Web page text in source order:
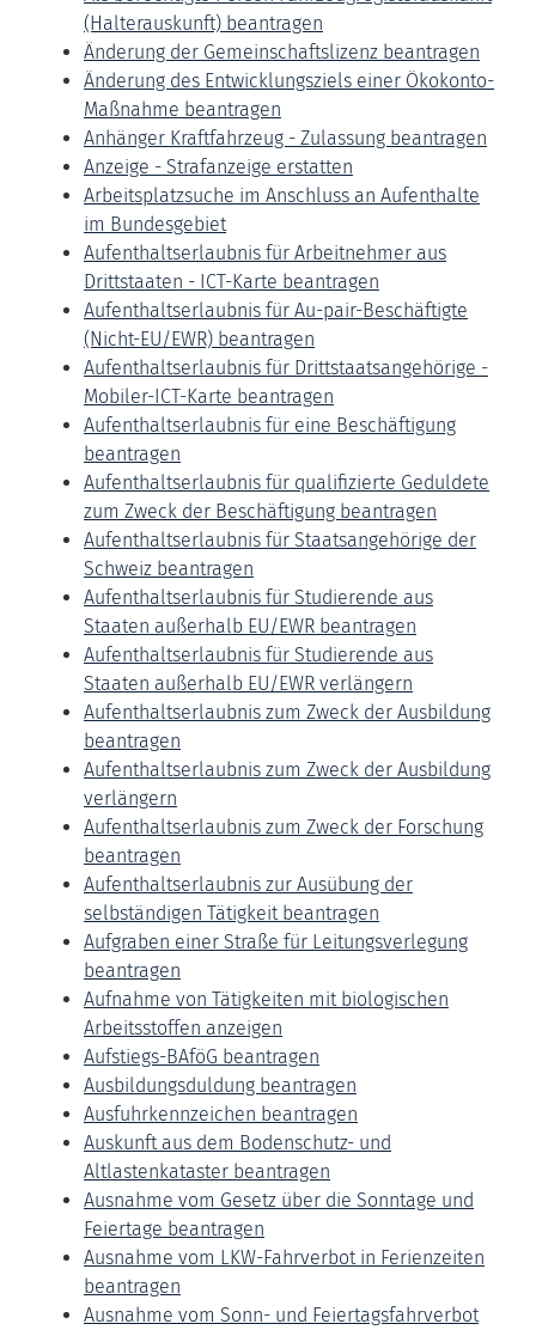
(Halterauskunft) beantragen
Änderung der Gemeinschaftslizenz beantragen
Änderung des Entwicklungsziels einer Ökokonto-
Maßnahme beantragen
Anhänger Kraftfahrzeug - Zulassung beantragen
Anzeige - Strafanzeige erstatten
Arbeitsplatzsuche im Anschluss an Aufenthalte
im Bundesgebiet
Aufenthaltserlaubnis für Arbeitnehmer aus
Drittstaaten - ICT-Karte beantragen
Aufenthaltserlaubnis für Au-pair-Beschäftigte
(Nicht-EU/EWR) beantragen
Aufenthaltserlaubnis für Drittstaatsangehörige -
Mobiler-ICT-Karte beantragen
Aufenthaltserlaubnis für eine Beschäftigung
beantragen
Aufenthaltserlaubnis für qualifizierte Geduldete
zum Zweck der Beschäftigung beantragen
Aufenthaltserlaubnis für Staatsangehörige der
Schweiz beantragen
Aufenthaltserlaubnis für Studierende aus
Staaten außerhalb EU/EWR beantragen
Aufenthaltserlaubnis für Studierende aus
Staaten außerhalb EU/EWR verlängern
Aufenthaltserlaubnis zum Zweck der Ausbildung
beantragen
Aufenthaltserlaubnis zum Zweck der Ausbildung
verlängern
Aufenthaltserlaubnis zum Zweck der Forschung
beantragen
Aufenthaltserlaubnis zur Ausübung der
selbständigen Tätigkeit beantragen
Aufgraben einer Straße für Leitungsverlegung
beantragen
Aufnahme von Tätigkeiten mit biologischen
Arbeitsstoffen anzeigen
Aufstiegs-BAföG beantragen
Ausbildungsduldung beantragen
Ausfuhrkennzeichen beantragen
Auskunft aus dem Bodenschutz- und
Altlastenkataster beantragen
Ausnahme vom Gesetz über die Sonntage und
Feiertage beantragen
Ausnahme vom LKW-Fahrverbot in Ferienzeiten
beantragen
Ausnahme vom Sonn- und Feiertagsfahrverbot